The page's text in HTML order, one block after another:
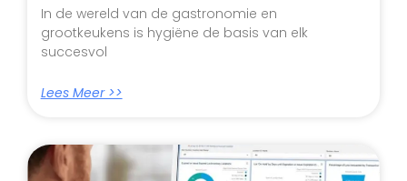
In de wereld van de gastronomie en
grootkeukens is hygiëne de basis van elk
succesvol
Lees Meer >>